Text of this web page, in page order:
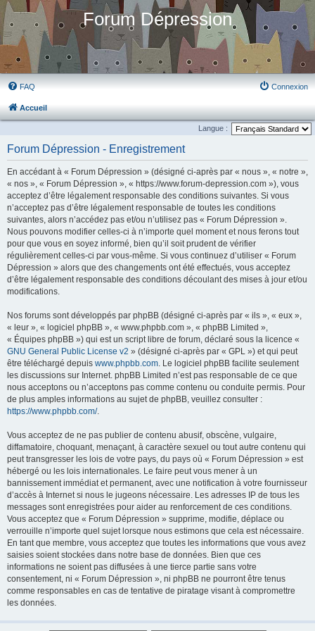
Forum Dépression
FAQ Connexion
Accueil
Langue :
Forum Dépression - Enregistrement
En accédant à « Forum Dépression » (désigné ci-après par « nous », « notre »,
« nos », « Forum Dépression », « https://www.forum-depression.com »), vous
acceptez d’être légalement responsable des conditions suivantes. Si vous
n’acceptez pas d’être légalement responsable de toutes les conditions
suivantes, alors n’accédez pas et/ou n’utilisez pas « Forum Dépression ».
Nous pouvons modifier celles-ci à n’importe quel moment et nous ferons tout
pour que vous en soyez informé, bien qu’il soit prudent de vérifier
régulièrement celles-ci par vous-même. Si vous continuez d’utiliser « Forum
Dépression » alors que des changements ont été effectués, vous acceptez
d’être légalement responsable des conditions découlant des mises à jour et/ou
modifications.
Nos forums sont développés par phpBB (désigné ci-après par « ils », « eux »,
« leur », « logiciel phpBB », « www.phpbb.com », « phpBB Limited »,
« Équipes phpBB ») qui est un script libre de forum, déclaré sous la licence «
GNU General Public License v2 » (désigné ci-après par « GPL ») et qui peut
être téléchargé depuis www.phpbb.com. Le logiciel phpBB facilite seulement
les discussions sur Internet. phpBB Limited n’est pas responsable de ce que
nous acceptons ou n’acceptons pas comme contenu ou conduite permis. Pour
de plus amples informations au sujet de phpBB, veuillez consulter :
https://www.phpbb.com/.
Vous acceptez de ne pas publier de contenu abusif, obscène, vulgaire,
diffamatoire, choquant, menaçant, à caractère sexuel ou tout autre contenu qui
peut transgresser les lois de votre pays, du pays où « Forum Dépression » est
hébergé ou les lois internationales. Le faire peut vous mener à un
bannissement immédiat et permanent, avec une notification à votre fournisseur
d’accès à Internet si nous le jugeons nécessaire. Les adresses IP de tous les
messages sont enregistrées pour aider au renforcement de ces conditions.
Vous acceptez que « Forum Dépression » supprime, modifie, déplace ou
verrouille n’importe quel sujet lorsque nous estimons que cela est nécessaire.
En tant que membre, vous acceptez que toutes les informations que vous avez
saisies soient stockées dans notre base de données. Bien que ces
informations ne soient pas diffusées à une tierce partie sans votre
consentement, ni « Forum Dépression », ni phpBB ne pourront être tenus
comme responsables en cas de tentative de piratage visant à compromettre
les données.